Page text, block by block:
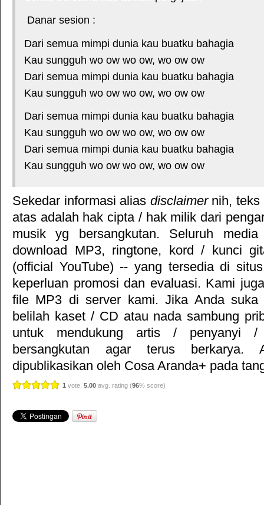
Danar sesion :
Dari semua mimpi dunia kau buatku bahagia
Kau sungguh wo ow wo ow, wo ow ow
Dari semua mimpi dunia kau buatku bahagia
Kau sungguh wo ow wo ow, wo ow ow
Dari semua mimpi dunia kau buatku bahagia
Kau sungguh wo ow wo ow, wo ow ow
Dari semua mimpi dunia kau buatku bahagia
Kau sungguh wo ow wo ow, wo ow ow
Sekedar informasi alias disclaimernih, teks
atas adalah hak cipta / hak milik dari
musik yg bersangkutan. Seluruh
download MP3, ringtone, kord / kunci
(official YouTube) -- yang tersedia di
keperluan promosi dan evaluasi. Kami
file MP3 di server kami. Jika Anda
belilah kaset / CD atau nada sambung
untuk mendukung artis / penyanyi
bersangkutan agar terus berkarya.
dipublikasikan oleh Cosa Aranda+ pada
1 vote, 5.00 avg. rating (96% score)